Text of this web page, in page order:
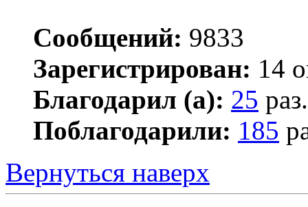
Сообщений: 9833
Зарегистрирован: 14
Благодарил (а): 25 раз.
Поблагодарили: 185
Вернуться наверх